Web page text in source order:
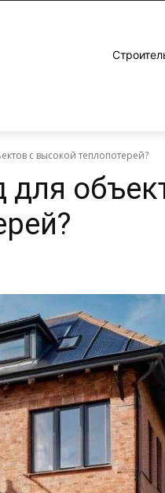
с высокой теплопотерей?